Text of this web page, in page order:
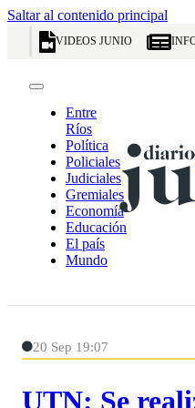
Saltar al contenido principal
VIDEOS JUNIO
Entre
Ríos
Política
Policiales
Judiciales
Gremiales
Economía
Educación
El país
Mundo
20 Sep 19:07
UTN: Se